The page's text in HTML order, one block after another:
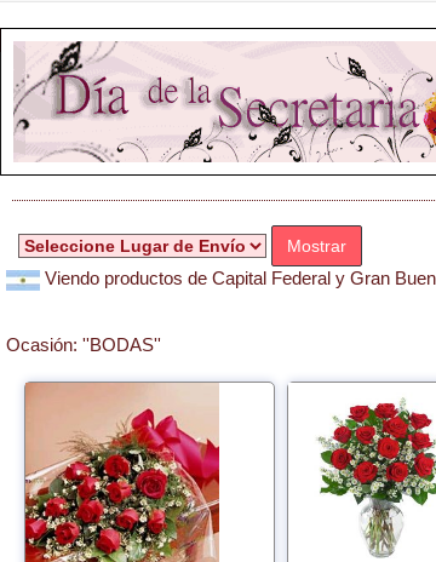
Mostrar
Viendo productos de Capital Federal y Gran
Ocasión: ''BODAS''